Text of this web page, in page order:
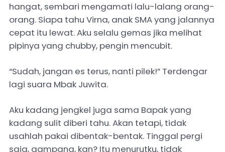
hangat, sembari mengamati lalu-lalang orang-
orang. Siapa tahu Virna, anak SMA yang jalannya
cepat itu lewat. Aku selalu gemas jika melihat
pipinya yang chubby, pengin mencubit.
“Sudah, jangan es terus, nanti pilek!” Terdengar
lagi suara Mbak Juwita.
Aku kadang jengkel juga sama Bapak yang
kadang sulit diberi tahu. Akan tetapi, tidak
usahlah pakai dibentak-bentak. Tinggal pergi
saja, gampang, kan? Itu menurutku, tidak